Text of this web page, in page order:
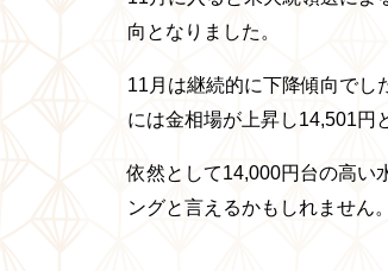
向となりました。
11月は継続的に下降傾向でし
には金相場が上昇し14,501円
依然として14,000円台の高い
ングと言えるかもしれません。